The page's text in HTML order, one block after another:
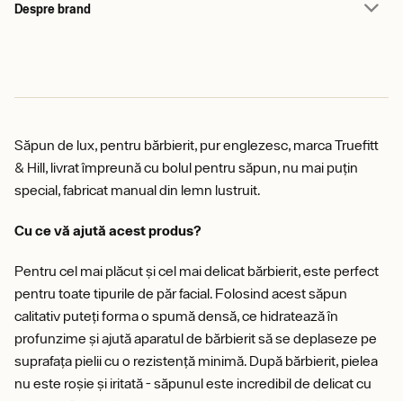
Despre brand
Săpun de lux, pentru bărbierit, pur englezesc, marca Truefitt
& Hill, livrat împreună cu bolul pentru săpun, nu mai puțin
special, fabricat manual din lemn lustruit.
Cu ce vă ajută acest produs?
Pentru cel mai plăcut și cel mai delicat bărbierit, este perfect
pentru toate tipurile de păr facial. Folosind acest săpun
calitativ puteți forma o spumă densă, ce hidratează în
profunzime și ajută aparatul de bărbierit să se deplaseze pe
suprafața pielii cu o rezistență minimă. După bărbierit, pielea
nu este roșie și iritată - săpunul este incredibil de delicat cu